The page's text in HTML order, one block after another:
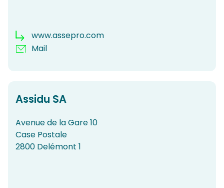
www.assepro.com
Mail
Assidu SA
Avenue de la Gare 10
Case Postale
2800 Delémont 1